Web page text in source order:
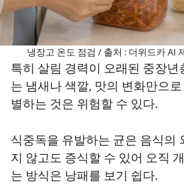
냉장고 온도 점검 / 출처 : 더위드카 AI
특히 살림 경력이 오래된 중장
는 냄새나 색깔, 맛의 변화만으
별하는 것은 위험할 수 있다.
식중독을 유발하는 균은 음식의
지 않고도 증식할 수 있어 오직
는 방식은 낭패를 보기 쉽다.